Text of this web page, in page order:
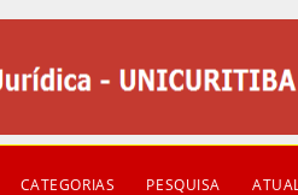
CATEGORIAS PESQUISA ATUAL